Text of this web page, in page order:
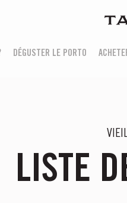
DÉGUSTER LE PORTO
LISTE